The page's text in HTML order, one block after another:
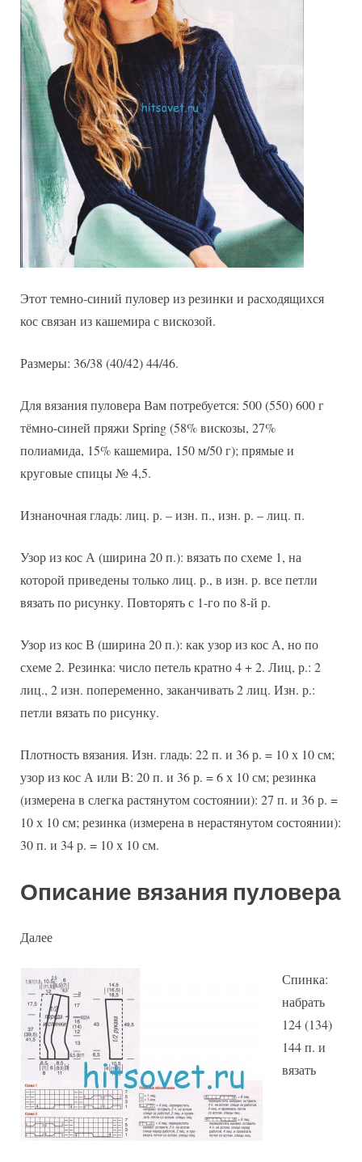
Этот темно-синий пуловер из резинки и расходящихся
кос связан из кашемира с вискозой.
Размеры: 36/38 (40/42) 44/46.
Для вязания пуловера Вам потребуется: 500 (550) 600 г
тёмно-синей пряжи Spring (58% вискозы, 27%
полиамида, 15% кашемира, 150 м/50 г); прямые и
круговые спицы № 4,5.
Изнаночная гладь: лиц. р. – изн. п., изн. р. – лиц. п.
Узор из кос А (ширина 20 п.): вязать по схеме 1, на
которой приведены только лиц. р., в изн. р. все петли
вязать по рисунку. Повторять с 1-го по 8-й р.
Узор из кос В (ширина 20 п.): как узор из кос А, но по
схеме 2. Резинка: число петель кратно 4 + 2. Лиц, р.: 2
лиц., 2 изн. попеременно, заканчивать 2 лиц. Изн. р.:
петли вязать по рисунку.
Плотность вязания. Изн. гладь: 22 п. и 36 р. = 10 х 10 см;
узор из кос А или В: 20 п. и 36 р. = 6 х 10 см; резинка
(измерена в слегка растянутом состоянии): 27 п. и 36 р. =
10 х 10 см; резинка (измерена в нерастянутом состоянии):
30 п. и 34 р. = 10 х 10 см.
Описание вязания пуловера
Далее
Спинка:
набрать
124 (134)
144 п. и
вязать